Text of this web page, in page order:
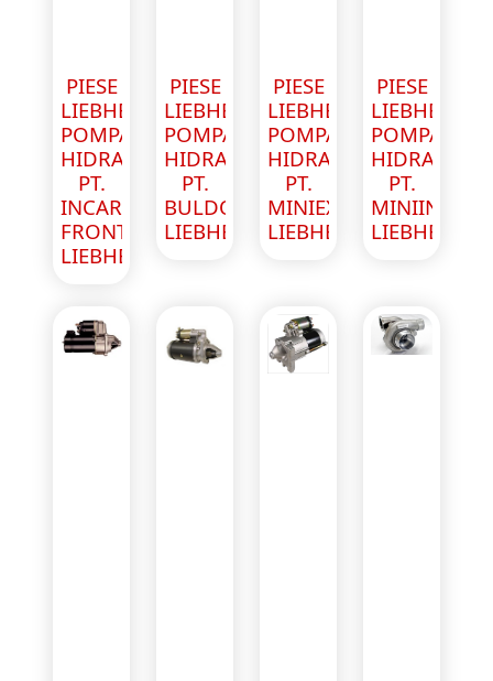
PIESE
LIEBHERR
POMPA
HIDRAULICA
PT.
INCARCATOR
FRONTAL
LIEBHERR
PIESE
LIEBHERR
POMPA
HIDRAULICA
PT.
BULDOZER
LIEBHERR
PIESE
LIEBHERR
POMPA
HIDRAULICA
PT.
MINIEXCAVATOR
LIEBHERR
PIESE
LIEBHERR
POMPA
HIDRAULICA
PT.
LIEBHERR